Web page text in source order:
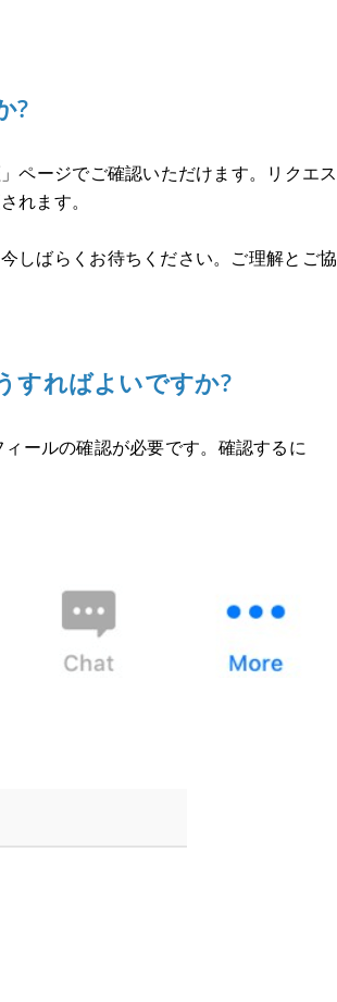
?
ページでご確認いただけます。リクエス
れます。
しばらくお待ちください。ご理解とご協
すればよいですか?
ールの確認が必要です。確認するに